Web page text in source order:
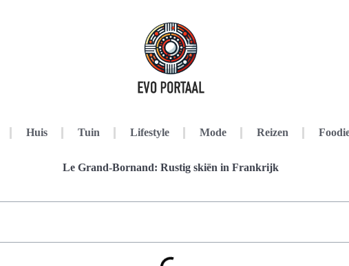
Huis Tuin Lifestyle Mode Reizen
Le Grand-Bornand: Rustig skiën in Frankrijk